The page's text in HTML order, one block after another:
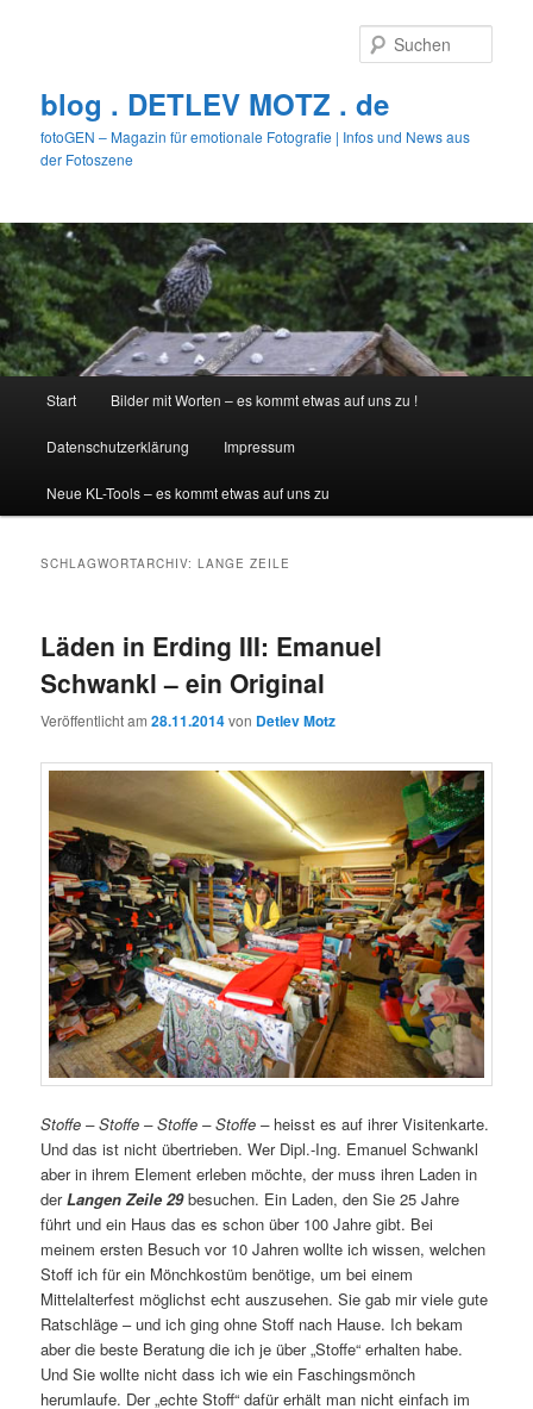
blog . DETLEV MOTZ . de
fotoGEN – Magazin für emotionale Fotografie | Infos und News aus
der Fotoszene
Start Bilder mit Worten – es kommt etwas auf uns zu !
Datenschutzerklärung Impressum
Neue KL-Tools – es kommt etwas auf uns zu
SCHLAGWORTARCHIV:LANGE ZEILE
Läden in Erding III: Emanuel
Schwankl – ein Original
Veröffentlicht am28.11.2014von Detlev Motz
Stoffe – Stoffe – Stoffe – Stoffe –heisst es auf ihrer Visitenkarte.
Und das ist nicht übertrieben. Wer Dipl.-Ing. Emanuel Schwankl
aber in ihrem Element erleben möchte, der muss ihren Laden in
derLangen Zeile 29besuchen. Ein Laden, den Sie 25 Jahre
führt und ein Haus das es schon über 100 Jahre gibt. Bei
meinem ersten Besuch vor 10 Jahren wollte ich wissen, welchen
Stoff ich für ein Mönchkostüm benötige, um bei einem
Mittelalterfest möglichst echt auszusehen. Sie gab mir viele gute
Ratschläge – und ich ging ohne Stoff nach Hause. Ich bekam
aber die beste Beratung die ich je über „Stoffe“ erhalten habe.
Und Sie wollte nicht dass ich wie ein Faschingsmönch
herumlaufe. Der „echte Stoff“ dafür erhält man nicht einfach im